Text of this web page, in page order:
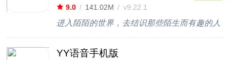
9.0 / 141.02M / v9.22.1
进入陌陌的世界，去结识那些陌生而有趣的人
YY语音手机版